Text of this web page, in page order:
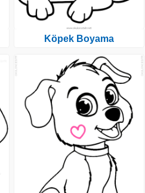
Köpek Boyama